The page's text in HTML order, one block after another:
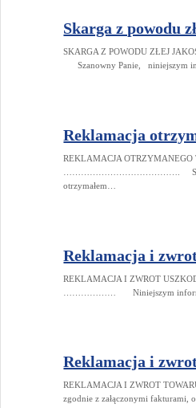
Skarga z powodu
SKARGA Z POWODU
Szanowny Panie, niniejszym
Reklamacja
REKLAMACJA
………………………………….
otrzymałem…
Reklamacja i
REKLAMACJA I ZWROT
……………… Niniejszym
Reklamacja i
REKLAMACJA I
zgodnie z załączonymi fakturami,